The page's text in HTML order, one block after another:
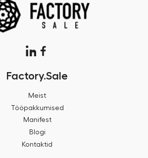
Factory.Sale
Meist
Tööpakkumised
Manifest
Blogi
Kontaktid